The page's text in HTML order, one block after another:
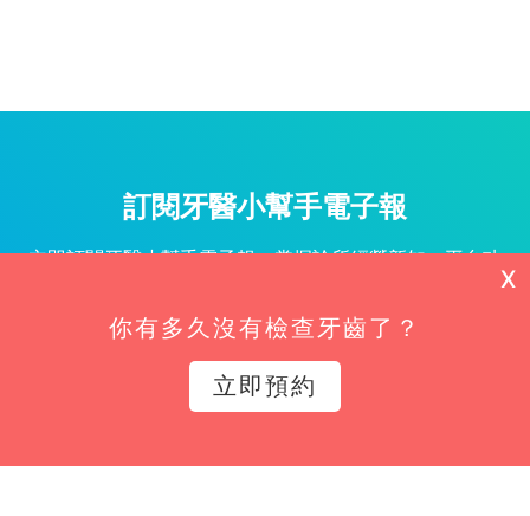
訂閱牙醫小幫手電子報
立即訂閱牙醫小幫手電子報，掌握診所經營新知、平台功
你有多久沒有檢查牙齒了？
立即預約
X